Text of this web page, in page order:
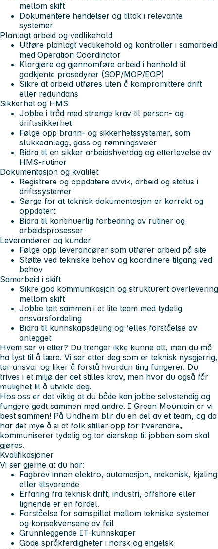
mellom skift
Dokumentere hendelser og tiltak i relevante
systemer
Planlagt arbeid og vedlikehold
Utføre planlagt vedlikehold og kontroller i samarbeid
med Operation Coordinator
Klargjøre og gjennomføre arbeid i henhold til
godkjente prosedyrer (SOP/MOP/EOP)
Sikre at arbeid utføres uten å kompromittere drift
eller redundans
Sikkerhet og HMS
Jobbe i tråd med strenge krav til person- og
driftssikkerhet
Følge opp brann- og sikkerhetssystemer, som
slukkeanlegg, gass og rømningsveier
Bidra til en sikker arbeidshverdag og etterlevelse av
HMS-rutiner
Dokumentasjon og kvalitet
Registrere og oppdatere avvik, arbeid og status i
driftssystemer
Sørge for at teknisk dokumentasjon er korrekt og
oppdatert
Bidra til kontinuerlig forbedring av rutiner og
arbeidsprosesser
Leverandører og kunder
Følge opp leverandører som utfører arbeid på site
Støtte ved tekniske behov og koordinere tilgang ved
behov
Samarbeid i skift
Sikre god kommunikasjon og strukturert overlevering
mellom skift
Jobbe tett sammen i et lite team med tydelig
ansvarsfordeling
Bidra til kunnskapsdeling og felles forståelse av
anlegget
Hvem ser vi etter? Du trenger ikke kunne alt, men du må
ha lyst til å lære. Vi ser etter deg som er teknisk nysgjerrig,
tar ansvar og liker å forstå hvordan ting fungerer. Du
trives i et miljø der det stilles krav, men hvor du også får
mulighet til å utvikle deg.
Hos oss er det viktig at du både kan jobbe selvstendig og
fungere godt sammen med andre. I Green Mountain er vi
best sammen! På Undheim blir du en del av et team, og da
har det mye å si at folk stiller opp for hverandre,
kommuniserer tydelig og tar eierskap til jobben som skal
gjøres.
Kvalifikasjoner
Vi ser gjerne at du har:
Fagbrev innen elektro, automasjon, mekanisk, kjøling
eller tilsvarende
Erfaring fra teknisk drift, industri, offshore eller
lignende er en fordel.
Forståelse for samspillet mellom tekniske systemer
og konsekvensene av feil
Grunnleggende IT-kunnskaper
Gode språkferdigheter i norsk og engelsk